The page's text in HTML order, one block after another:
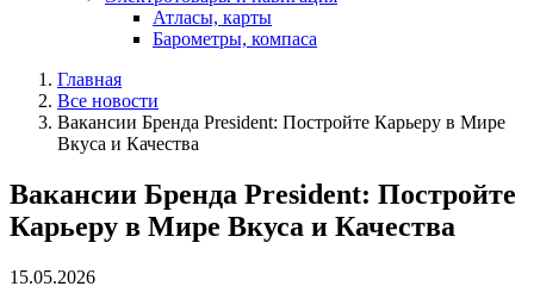
Атласы, карты
Барометры, компаса
Главная
Все новости
Вакансии Бренда President: Постройте Карьеру в Мире
Вкуса и Качества
Вакансии Бренда President: Постройте
Карьеру в Мире Вкуса и Качества
15.05.2026